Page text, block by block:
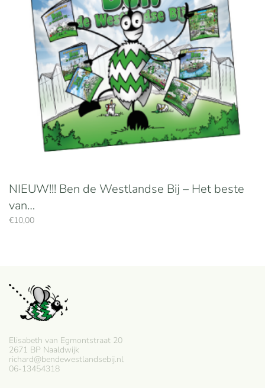
NIEUW!!! Ben de Westlandse Bij – Het beste
van…
€10,00
Elisabeth van Egmontstraat 20
2671 BP Naaldwijk
richard@bendewestlandsebij.nl
06-13454318